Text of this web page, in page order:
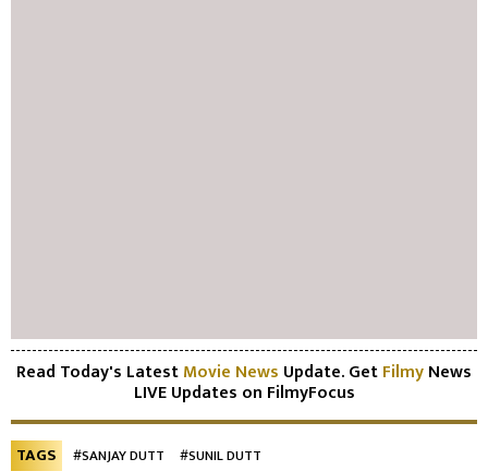
Read Today's LatestMovie News Update. GetFilmyNews
LIVE Updates on FilmyFocus
TAGS #SANJAY DUTT #SUNIL DUTT